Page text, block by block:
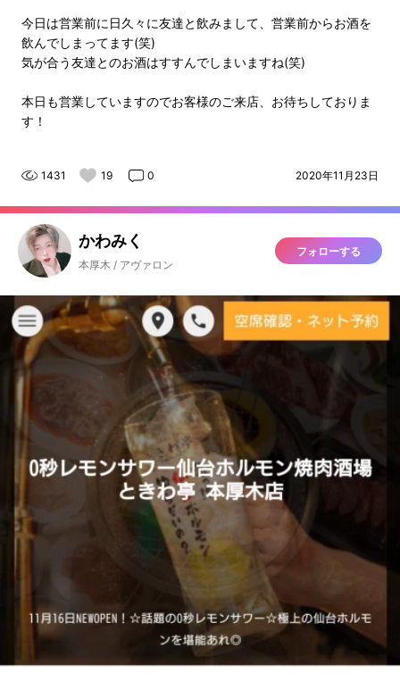
今日は営業前に日久々に友達と飲みまして、営業前からお酒を
飲んでしまってます(笑)
気が合う友達とのお酒はすすんでしまいますね(笑)
本日も営業していますのでお客様のご来店、お待ちしておりま
す！
1431 19 0 2020年11月23日
かわみく
本厚木 / アヴァロン
フォローする